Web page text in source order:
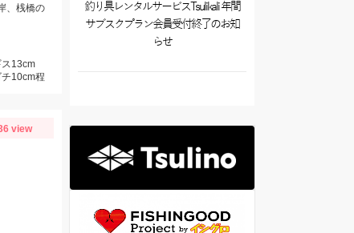
、桟橋の
13cm
10cm程
view
釣り具レンタルサービスTsulikali 年間
サブスクプラン会員受付終了のお知
らせ